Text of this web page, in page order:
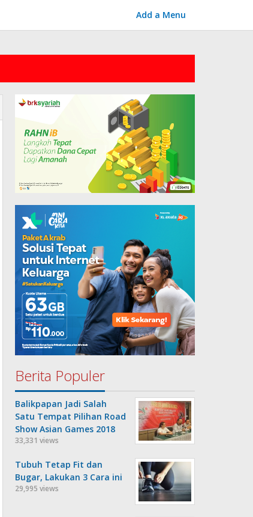
Add a Menu
Berita Populer
Balikpapan Jadi Salah
Satu Tempat Pilihan Road
Show Asian Games 2018
33,331 views
Tubuh Tetap Fit dan
Bugar, Lakukan 3 Cara ini
29,995 views